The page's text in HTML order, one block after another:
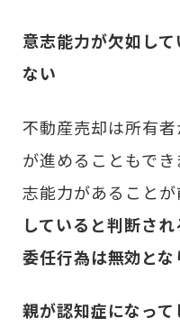
意志能力が欠如し
ない
不動産売却は所有
が進めることもで
志能力があることが
していると判断さ
委任行為は無効とな
親が認知症になっ